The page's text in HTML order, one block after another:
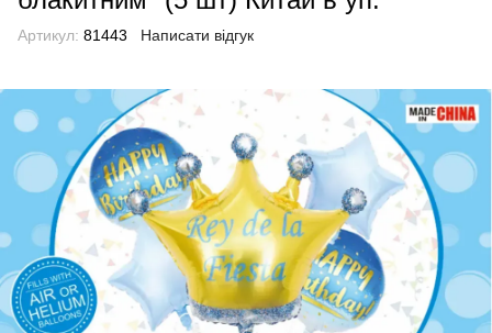
Артикул: 81443 Написати відгук